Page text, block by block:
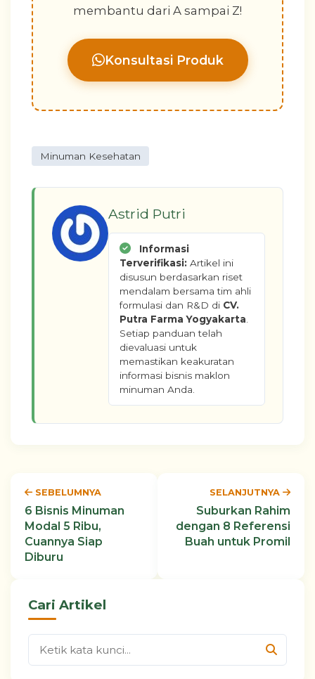
membantu dari A sampai Z!
Konsultasi Produk
Minuman Kesehatan
Astrid Putri
Informasi
Terverifikasi: Artikel ini
disusun berdasarkan riset
mendalam bersama tim ahli
formulasi dan R&D di CV.
Putra Farma Yogyakarta
Setiap panduan telah
dievaluasi untuk
memastikan keakuratan
informasi bisnis maklon
minuman Anda.
SEBELUMNYA
6 Bisnis Minuman
Modal 5 Ribu,
Cuannya Siap
Diburu
SELANJUTNYA
Suburkan Rahim
dengan 8 Referensi
Buah untuk Promil
Cari Artikel